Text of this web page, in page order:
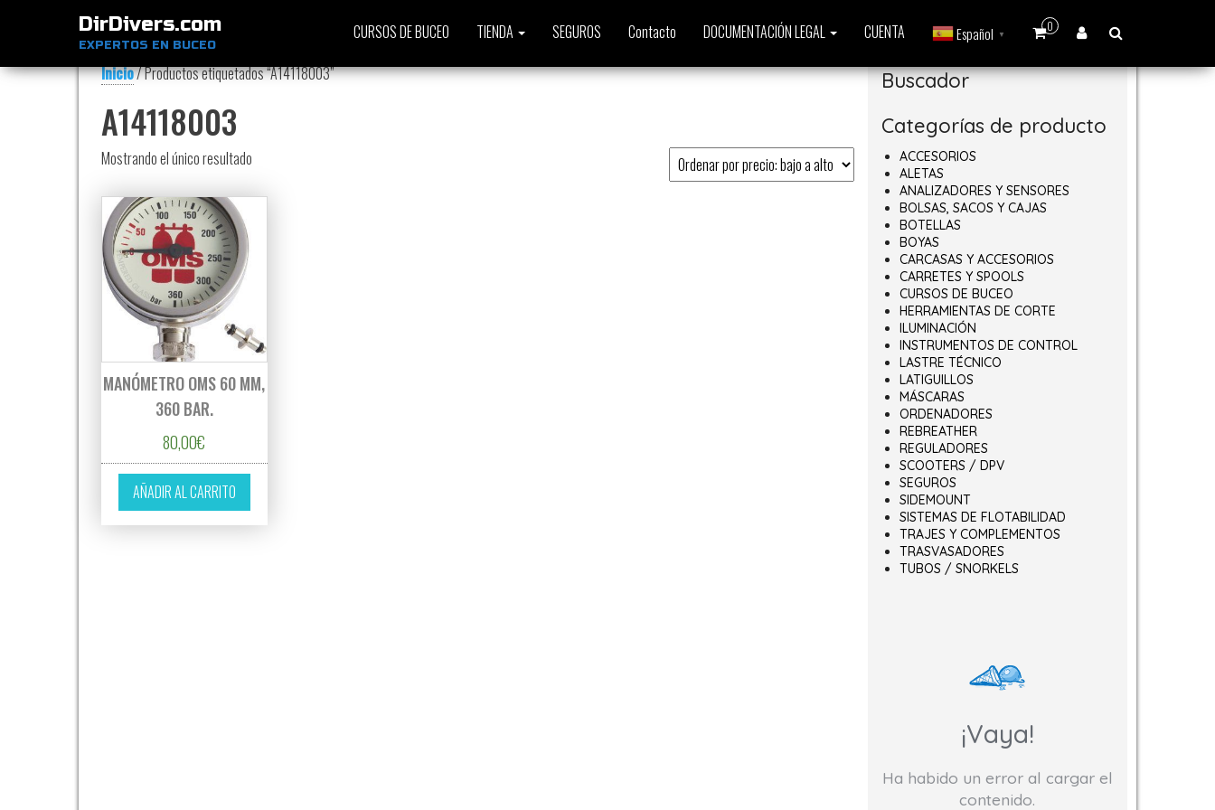
DirDivers.com
EXPERTOS EN BUCEO
0
CURSOS DE BUCEO TIENDA SEGUROS Contacto DOCUMENTACIÓN LEGAL CUENTA Español ▼
Inicio/ Productos etiquetados “A14118003”
A14118003
Mostrando el único resultado
MANÓMETRO OMS 60 MM,
360 BAR.
80,00€
AÑADIR AL CARRITO
Buscador
Categorías de producto
ACCESORIOS
ALETAS
ANALIZADORES Y SENSORES
BOLSAS, SACOS Y CAJAS
BOTELLAS
BOYAS
CARCASAS Y ACCESORIOS
CARRETES Y SPOOLS
CURSOS DE BUCEO
HERRAMIENTAS DE CORTE
ILUMINACIÓN
INSTRUMENTOS DE CONTROL
LASTRE TÉCNICO
LATIGUILLOS
MÁSCARAS
ORDENADORES
REBREATHER
REGULADORES
SCOOTERS / DPV
SEGUROS
SIDEMOUNT
SISTEMAS DE FLOTABILIDAD
TRAJES Y COMPLEMENTOS
TRASVASADORES
TUBOS / SNORKELS
¡Vaya!
Ha habido un error al cargar el
contenido.